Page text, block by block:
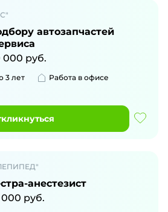
автозапчастей
000 руб.
3 лет
Работа в офисе
анестезист
000 руб.